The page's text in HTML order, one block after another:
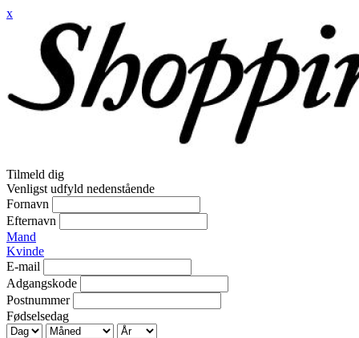
x
Tilmeld dig
Venligst udfyld nedenstående
Fornavn
Efternavn
Mand
Kvinde
E-mail
Adgangskode
Postnummer
Fødselsedag